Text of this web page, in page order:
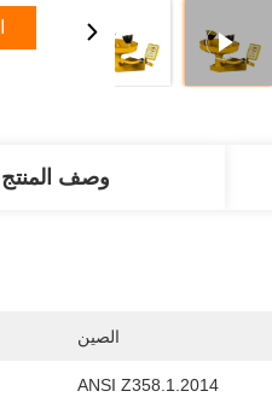
وصف المنتج
الصين
ANSI Z358.1.2014